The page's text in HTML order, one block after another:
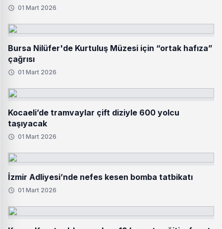
01 Mart 2026
Bursa Nilüfer'de Kurtuluş Müzesi için “ortak hafıza”
çağrısı
01 Mart 2026
Kocaeli’de tramvaylar çift diziyle 600 yolcu
taşıyacak
01 Mart 2026
İzmir Adliyesi’nde nefes kesen bomba tatbikatı
01 Mart 2026